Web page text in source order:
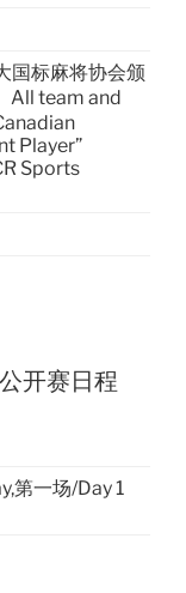
国标麻将协会颁
All team and
Player”
Sports
开赛日程
第一场/Day 1